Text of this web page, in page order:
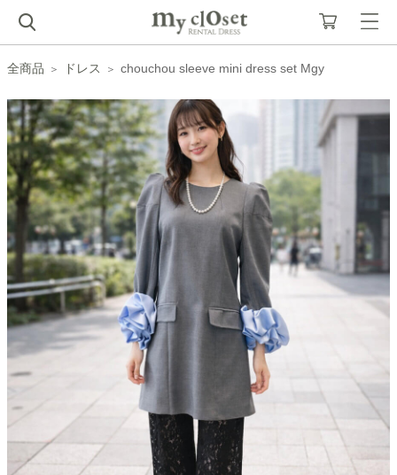
全商品 ドレス chouchou sleeve mini dress set Mgy